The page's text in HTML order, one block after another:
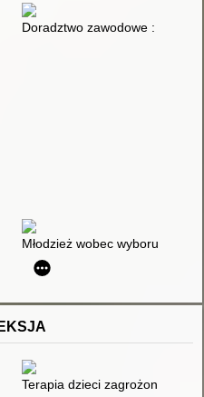
Doradztwo zawodowe :
zawodowego
Młodzież wobec wyboru
w szkole
Terapia dzieci zagrożonych